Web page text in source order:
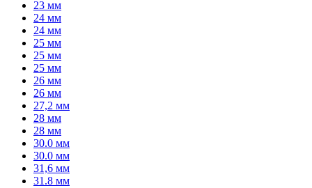
23 мм
24 мм
24 мм
25 мм
25 мм
25 мм
26 мм
26 мм
27,2 мм
28 мм
28 мм
30.0 мм
30.0 мм
31,6 мм
31.8 мм